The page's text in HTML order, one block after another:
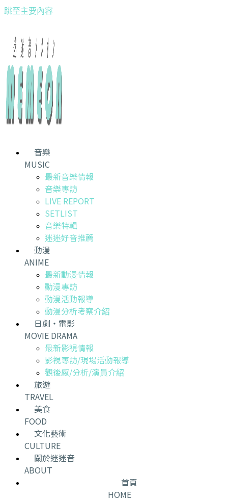
跳至主要內容
音樂
MUSIC
最新音樂情報
音樂專訪
LIVE REPORT
SETLIST
音樂特輯
迷迷好音推薦
動漫
ANIME
最新動漫情報
動漫專訪
動漫活動報導
動漫分析考察介紹
日劇・電影
MOVIE DRAMA
最新影視情報
影視專訪/現場活動報導
觀後感/分析/演員介紹
旅遊
TRAVEL
美食
FOOD
文化藝術
CULTURE
關於迷迷音
ABOUT
首頁
HOME